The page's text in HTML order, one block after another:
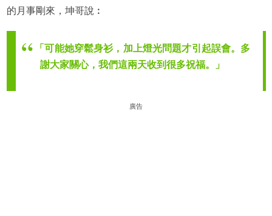
的月事剛來，坤哥說︰
「可能她穿鬆身衫，加上燈光問題才引起誤會。多
謝大家關心，我們這兩天收到很多祝福。」
廣告